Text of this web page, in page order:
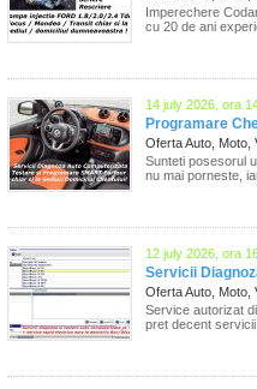
Imperechere
cu 20 de ani
14 july 2026, ora
Programare
Oferta Auto, Moto,
Sunteti posesorul
nu mai porneste,
12 july 2026, ora
Servicii
Oferta Auto, Moto,
Service autorizat
pret decent